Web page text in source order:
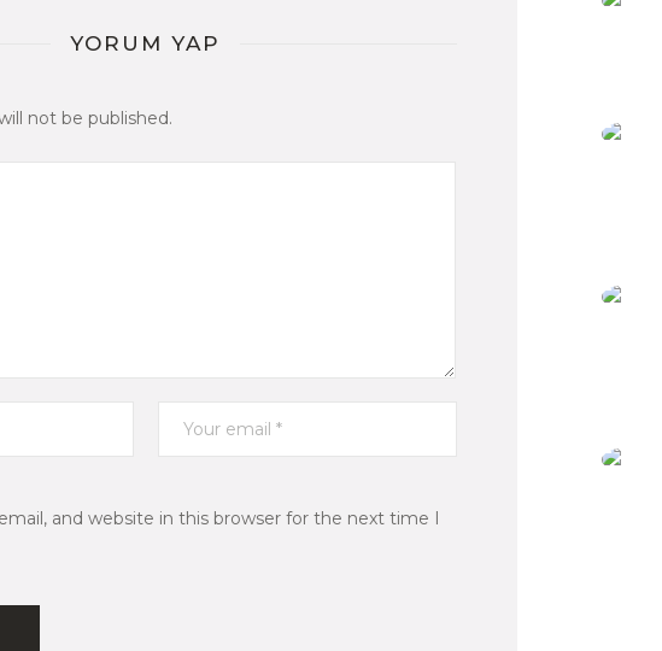
YORUM YAP
not be published.
and website in this browser for the next time I